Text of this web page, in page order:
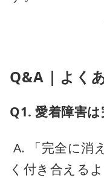
Q&A｜よく
Q1. 愛着障害は
A. 「完全に消
く付き合える